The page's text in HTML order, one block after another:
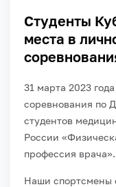
Студенты
места в
31 марта 2023
соревнования по
студентов
России
профессия врача».
Наши спортсмены